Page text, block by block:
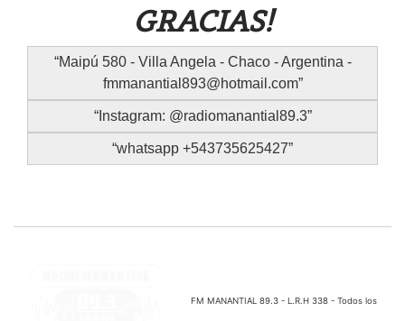
GRACIAS!
Maipú 580 - Villa Angela - Chaco - Argentina -
fmmanantial893@hotmail.com
Instagram: @radiomanantial89.3
whatsapp +543735625427
FM MANANTIAL 89.3 - L.R.H 338 - Todos los